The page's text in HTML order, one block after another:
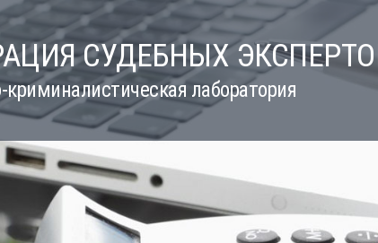
СУДЕБНЫХ
криминалистическая лаборатория